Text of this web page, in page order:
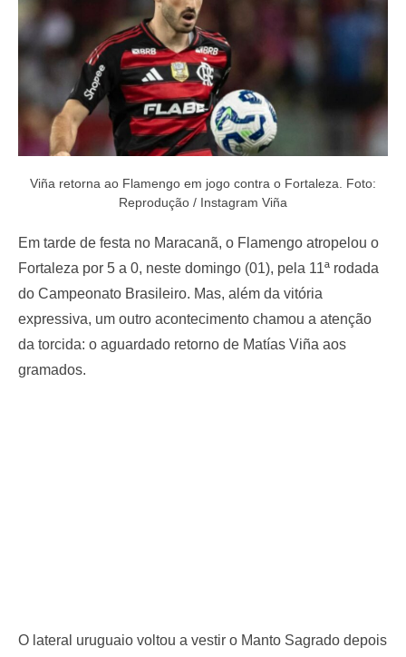
Viña retorna ao Flamengo em jogo contra o Fortaleza. Foto:
Reprodução / Instagram Viña
Em tarde de festa no Maracanã, o Flamengo atropelou o
Fortaleza por 5 a 0, neste domingo (01), pela 11ª rodada
do Campeonato Brasileiro. Mas, além da vitória
expressiva, um outro acontecimento chamou a atenção
da torcida: o aguardado retorno de Matías Viña aos
gramados.
O lateral uruguaio voltou a vestir o Manto Sagrado depois